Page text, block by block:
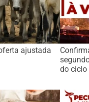
ajustada
do ciclo